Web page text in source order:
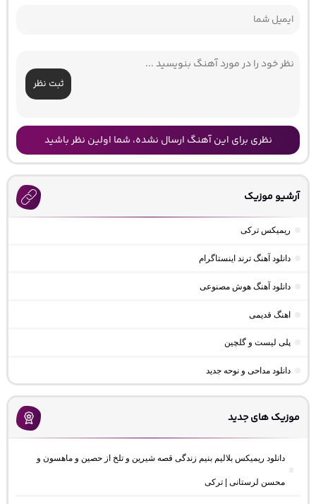
ثبت نظر
نظری برای این آهنگ ارسال نشده، شما اولین نظر باشید
آرشیو موزیک
ریمیکس ترکی
دانلود آهنگ ترند اینستاگرام
دانلود آهنگ هوش مصنوعی
اهنگ قدیمی
پلی لیست و گلچین
دانلود مداحی و نوحه جدید
موزیک های جدید
دانلود ریمیکس بلالیم بنیم زندگی قصه شیرین و تلخ از حصین و ماهسون و
محسن لرستانی | ترکی